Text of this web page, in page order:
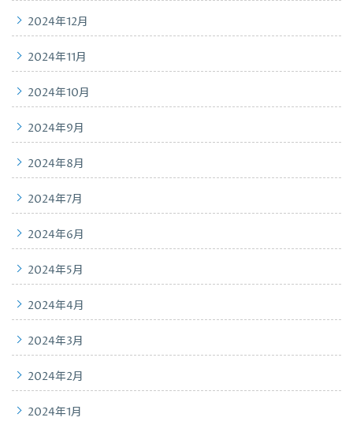
2024年12月
2024年11月
2024年10月
2024年9月
2024年8月
2024年7月
2024年6月
2024年5月
2024年4月
2024年3月
2024年2月
2024年1月